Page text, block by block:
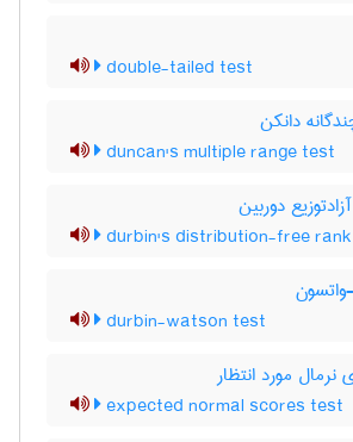
double-tailed test
دانکن
duncan's multiple range test
دوربین
durbin's distribution-free
durbin-watson test
مورد انتظار
expected normal scores test